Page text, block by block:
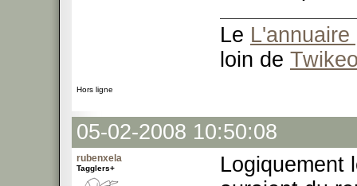
Le L'annuaire
loin de
Hors ligne
05-02-2008 10:50:08
rubenxela
Tagglers+
Logiquement